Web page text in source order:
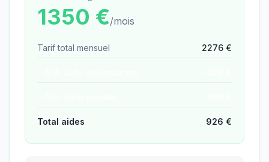
1350 €/mois
Tarif total mensuel 2276 €
Total aides 926 €